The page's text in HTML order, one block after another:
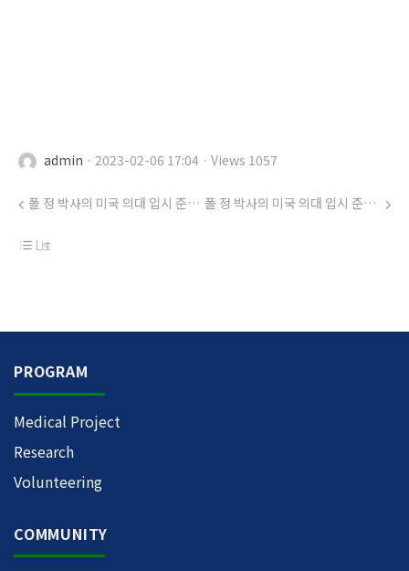
admin · 2023-02-06 17:04 · Views 1057
폴 정 박사의 미국 의대 입시 준비 (32) .... 의대준비 학점때문에 고민이라면 폴 정 박사의 미국 의대 입시 준비 (34) .... 의대 준비 겨울 방학 학년별 추천활동
List
PROGRAM
Medical Project
Research
Volunteering
COMMUNITY